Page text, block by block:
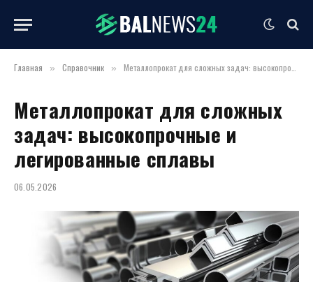
Главная » Справочник » Металлопрокат для сложных задач: высокопрочные и легированные сплавы
Металлопрокат для сложных
задач: высокопрочные и
легированные сплавы
06.05.2026